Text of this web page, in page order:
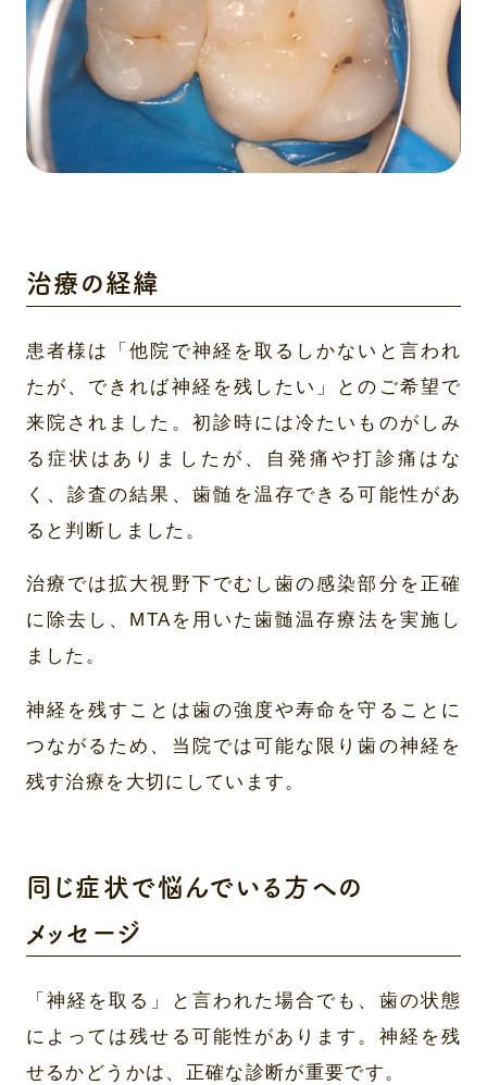
治療の経緯
患者様は「他院で神経を取るしかないと言われ
たが、できれば神経を残したい」とのご希望で
来院されました。初診時には冷たいものがしみ
る症状はありましたが、自発痛や打診痛はな
く、診査の結果、歯髄を温存できる可能性があ
ると判断しました。
治療では拡大視野下でむし歯の感染部分を正確
に除去し、MTAを用いた歯髄温存療法を実施し
ました。
神経を残すことは歯の強度や寿命を守ることに
つながるため、当院では可能な限り歯の神経を
残す治療を大切にしています。
同じ症状で悩んでいる方への
メッセージ
「神経を取る」と言われた場合でも、歯の状態
によっては残せる可能性があります。神経を残
せるかどうかは、正確な診断が重要です。